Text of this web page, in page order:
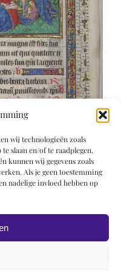
wij technologieën zoals
slaan en/of te raadplegen.
kunnen wij gegevens zoals
Als je geen toestemming
nadelige invloed hebben op